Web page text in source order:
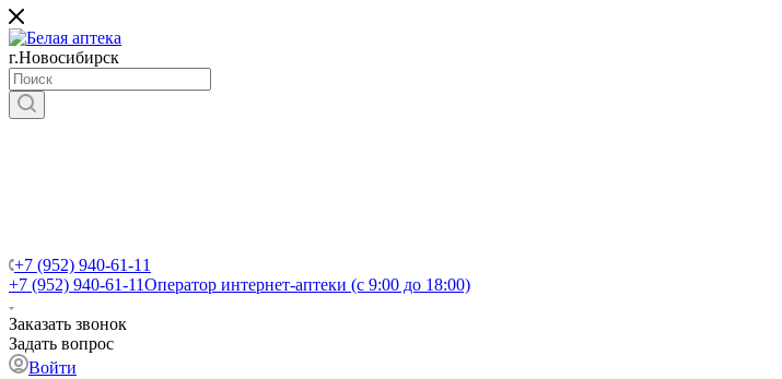
г.Новосибирск
+7 (952) 940-61-11
+7 (952) 940-61-11Оператор интернет-аптеки (с 9:00 до 18:00)
Заказать звонок
Задать вопрос
Войти